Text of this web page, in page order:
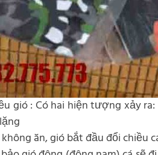
gió : Có hai hiện tượng xảy
ăn, gió bắt đầu đổi chiều